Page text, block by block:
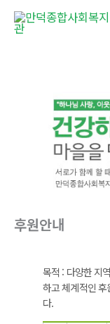
후원안내
목적 : 다양한 지
하고 체계적인
다.